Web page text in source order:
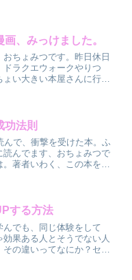
。あなたは、...
画、みっけました。
おちょみつです。昨日休日
ドラクエウォークやりつ
ょい大きい本屋さんに行っ
た、嬉しい。ス...
功法則
んで、衝撃を受けた本。ふ
読んでます、おちょみつで
著者いわく、この本を読
、と。（...
する方法
んでも、同じ体験をして
効果ある人とそうでない人
の違いってなにか？セミ